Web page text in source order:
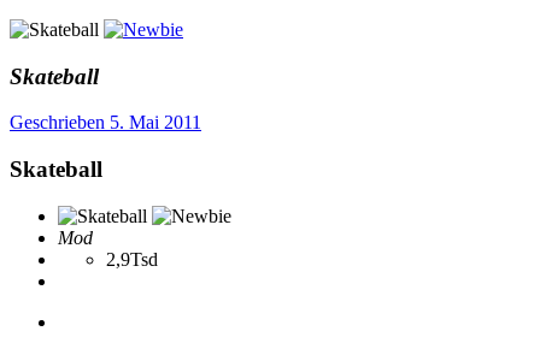
Skateball
Geschrieben 5. Mai 2011
Skateball
Mod
2,9Tsd